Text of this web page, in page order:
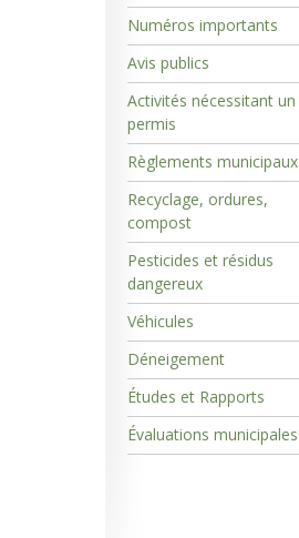
Numéros importants
Avis publics
Activités nécessitant un
permis
Règlements municipaux
Recyclage, ordures,
compost
Pesticides et résidus
dangereux
Véhicules
Déneigement
Études et Rapports
Évaluations municipales